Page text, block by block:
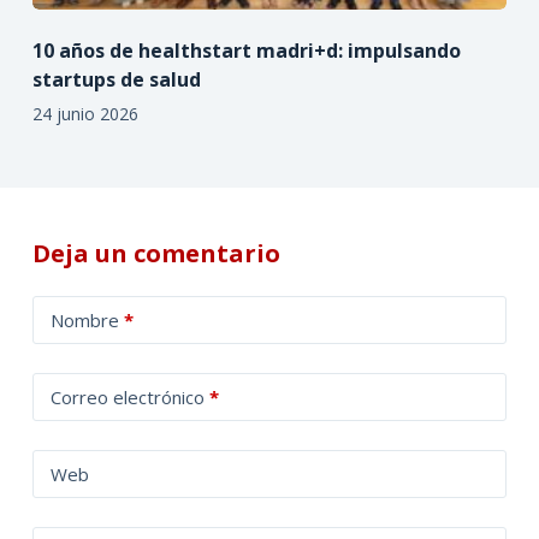
10 años de healthstart madri+d: impulsando
startups de salud
24 junio 2026
Deja un comentario
Nombre *
Correo electrónico *
Web
l
t
a
t